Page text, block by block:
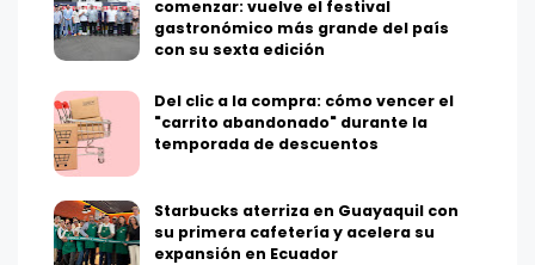
comenzar: vuelve el festival
gastronómico más grande del país
con su sexta edición
Del clic a la compra: cómo vencer el
"carrito abandonado" durante la
temporada de descuentos
Starbucks aterriza en Guayaquil con
su primera cafetería y acelera su
expansión en Ecuador